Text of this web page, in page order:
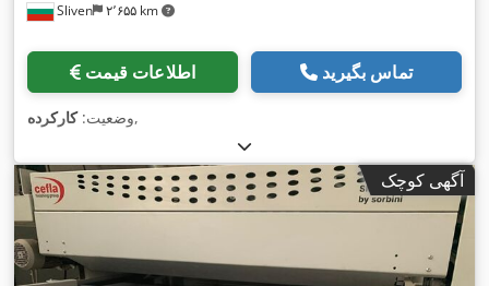
Sliven ۲٬۶۵۵ km
اطلاعات قیمت تماس بگیرید
وضعیت:کارکرده ,
آگهی کوچک